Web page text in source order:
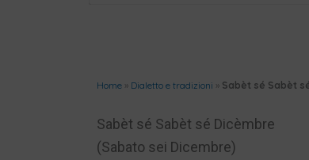
Home » Dialetto e tradizioni » Sabèt sé Sabèt
Sabèt sé Sabèt sé Dicèmbre
(Sabato sei Dicembre)